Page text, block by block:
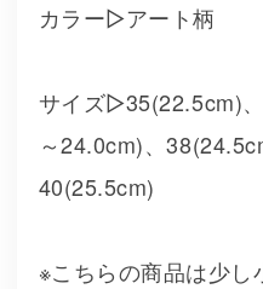
カラー▷アート柄
サイズ▷35(22.5cm)
～24.0cm)、
40(25.5cm)
※こちらの商品は少